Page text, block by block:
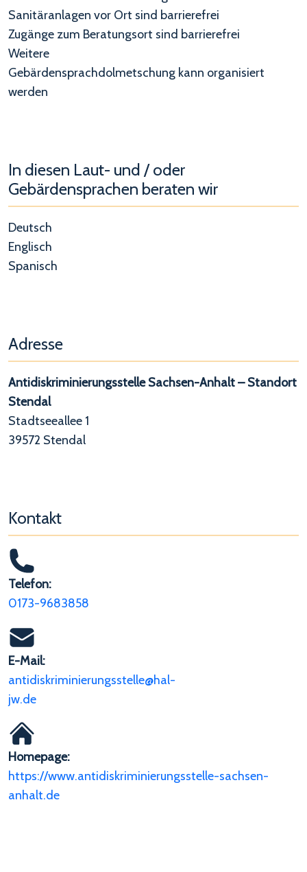
Sanitäranlagen vor Ort sind barrierefrei
Zugänge zum Beratungsort sind barrierefrei
Weitere
Gebärdensprachdolmetschung kann organisiert
werden
In diesen Laut- und / oder
Gebärdensprachen beraten wir
Deutsch
Englisch
Spanisch
Adresse
Antidiskriminierungsstelle Sachsen-Anhalt – Standort
Stendal
Stadtseeallee 1
39572 Stendal
Kontakt
Telefon:
0173-9683858
E-Mail:
antidiskriminierungsstelle@hal-
jw.de
Homepage:
https://www.antidiskriminierungsstelle-sachsen-
anhalt.de